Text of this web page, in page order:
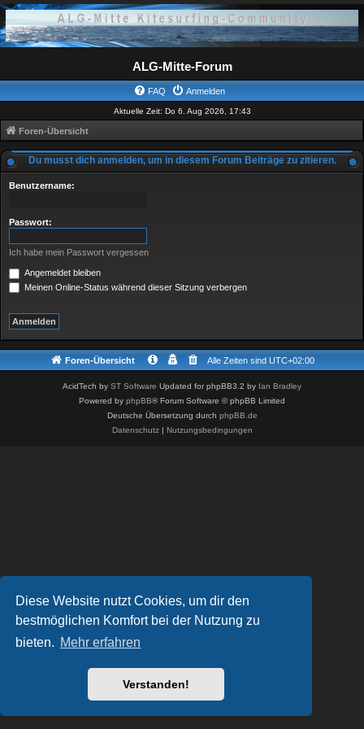
Diese Website nutzt Cookies, um dir den
bestmöglichen Komfort bei der Nutzung zu
bieten. Mehr erfahren
Verstanden!
ALG-Mitte-Forum
FAQ Anmelden
Aktuelle Zeit: Do 6. Aug 2026, 17:43
Foren-Übersicht
Du musst dich anmelden, um in diesem Forum Beiträge zu zitieren.
Benutzername:
Passwort:
Ich habe mein Passwort vergessen
Angemeldet bleiben
Meinen Online-Status während dieser Sitzung verbergen
Foren-Übersicht Alle Zeiten sind UTC+02:00
AcidTech by ST Software Updated for phpBB3.2 by Ian Bradley
Powered by phpBB® Forum Software © phpBB Limited
Deutsche Übersetzung durch phpBB.de
Datenschutz| Nutzungsbedingungen